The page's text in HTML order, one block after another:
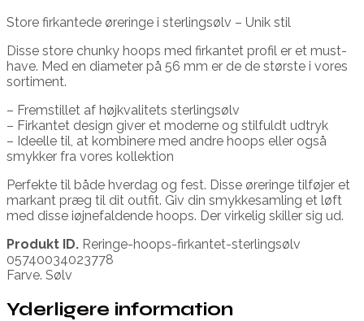
Store firkantede øreringe i sterlingsølv – Unik stil
Disse store chunky hoops med firkantet profil er et must-
have. Med en diameter på 56 mm er de de største i vores
sortiment.
– Fremstillet af højkvalitets sterlingsølv
– Firkantet design giver et moderne og stilfuldt udtryk
– Ideelle til, at kombinere med andre hoops eller også
smykker fra vores kollektion
Perfekte til både hverdag og fest. Disse øreringe tilføjer et
markant præg til dit outfit. Giv din smykkesamling et løft
med disse iøjnefaldende hoops. Der virkelig skiller sig ud.
Produkt ID. Reringe-hoops-firkantet-sterlingsølv
05740034023778
Farve. Sølv
Yderligere information